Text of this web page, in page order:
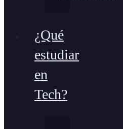
¿Qué
estudiar
en
Tech?